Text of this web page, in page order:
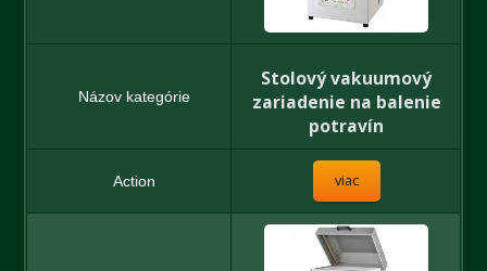
Stolový vakuumový
zariadenie na balenie
potravín
viac